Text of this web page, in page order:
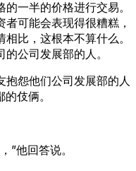
一半的价格进行交易。
可能会表现得很糟糕，
比，这根本不算什么。
公司发展部的人。
怨他们公司发展部的人
伎俩。
”他回答说。